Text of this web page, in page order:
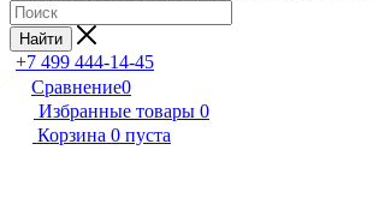
Найти
+7 499 444-14-45
Сравнение0
Избранные товары 0
Корзина 0 пуста